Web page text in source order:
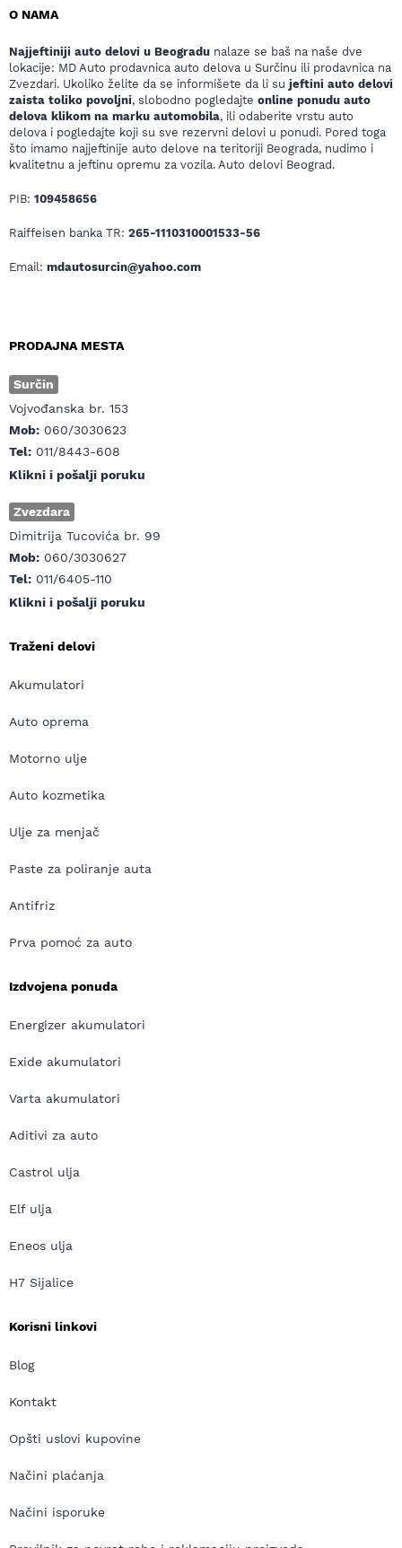
O NAMA
Najjeftiniji auto delovi u Beogradu nalaze se baš na naše dve
lokacije: MD Auto prodavnica auto delova u Surčinu ili prodavnica na
Zvezdari. Ukoliko želite da se informišete da li su jeftini auto delovi
zaista toliko povoljni, slobodno pogledajte online ponudu auto
delova klikom na marku automobila, ili odaberite vrstu auto
delova i pogledajte koji su sve rezervni delovi u ponudi. Pored toga
što imamo najjeftinije auto delove na teritoriji Beograda, nudimo i
kvalitetnu a jeftinu opremu za vozila. Auto delovi Beograd.
PIB: 109458656
Raiffeisen banka TR: 265-1110310001533-56
Email: mdautosurcin@yahoo.com
PRODAJNA MESTA
Surčin
Vojvođanska br. 153
Mob: 060/3030623
Tel: 011/8443-608
Klikni i pošalji poruku
Zvezdara
Dimitrija Tucovića br. 99
Mob: 060/3030627
Tel: 011/6405-110
Klikni i pošalji poruku
Traženi delovi
Akumulatori
Auto oprema
Motorno ulje
Auto kozmetika
Ulje za menjač
Paste za poliranje auta
Antifriz
Prva pomoć za auto
Izdvojena ponuda
Energizer akumulatori
Exide akumulatori
Varta akumulatori
Aditivi za auto
Castrol ulja
Elf ulja
Eneos ulja
H7 Sijalice
Korisni linkovi
Blog
Kontakt
Opšti uslovi kupovine
Načini plaćanja
Načini isporuke